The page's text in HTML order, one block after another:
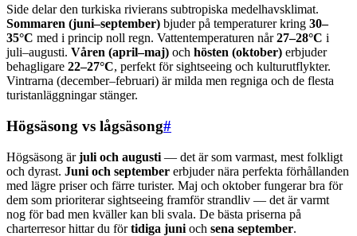
Side delar den turkiska rivierans subtropiska medelhavsklimat.
Sommaren (juni–september) bjuder på temperaturer kring 30–
35°C med i princip noll regn. Vattentemperaturen når27–28°C i
juli–augusti. Våren (april–maj) och hösten (oktober) erbjuder
behagligare 22–27°C, perfekt för sightseeing och kulturutflykter.
Vintrarna (december–februari) är milda men regniga och de flesta
turistanläggningar stänger.
Högsäsong vs lågsäsong#
Högsäsong ärjuli och augusti — det är som varmast, mest folkligt
och dyrast. Juni och september erbjuder nära perfekta förhållanden
med lägre priser och färre turister. Maj och oktober fungerar bra för
dem som prioriterar sightseeing framför strandliv — det är varmt
nog för bad men kväller kan bli svala. De bästa priserna på
charterresor hittar du förtidiga juni och sena september.